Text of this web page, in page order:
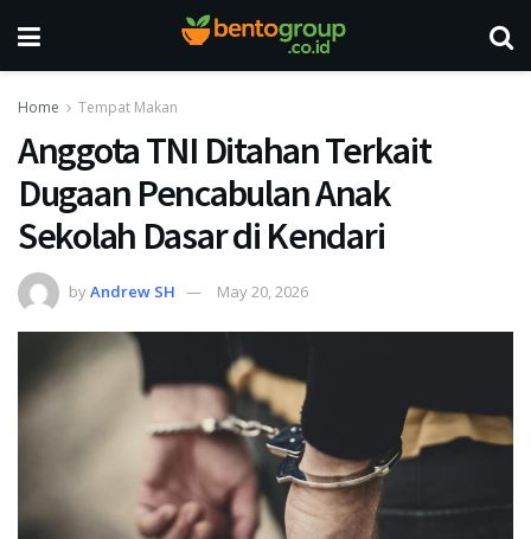
Home Tempat Makan
Anggota TNI Ditahan Terkait
Dugaan Pencabulan Anak
Sekolah Dasar di Kendari
byAndrew SH May 20, 2026